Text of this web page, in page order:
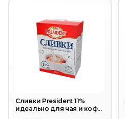
Сливки President 11%
идеально для чая и кофе